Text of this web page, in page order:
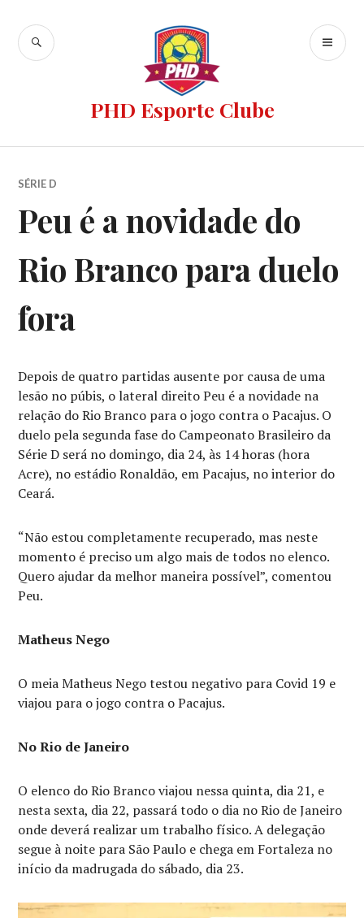
PHD Esporte Clube
SÉRIE D
Peu é a novidade do
Rio Branco para duelo
fora
Depois de quatro partidas ausente por causa de uma
lesão no púbis, o lateral direito Peu é a novidade na
relação do Rio Branco para o jogo contra o Pacajus. O
duelo pela segunda fase do Campeonato Brasileiro da
Série D será no domingo, dia 24, às 14 horas (hora
Acre), no estádio Ronaldão, em Pacajus, no interior do
Ceará.
“Não estou completamente recuperado, mas neste
momento é preciso um algo mais de todos no elenco.
Quero ajudar da melhor maneira possível”, comentou
Peu.
Matheus Nego
O meia Matheus Nego testou negativo para Covid 19 e
viajou para o jogo contra o Pacajus.
No Rio de Janeiro
O elenco do Rio Branco viajou nessa quinta, dia 21, e
nesta sexta, dia 22, passará todo o dia no Rio de Janeiro
onde deverá realizar um trabalho físico. A delegação
segue à noite para São Paulo e chega em Fortaleza no
início da madrugada do sábado, dia 23.